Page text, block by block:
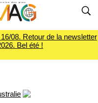
08. Retour de la newsletter
Bel été !